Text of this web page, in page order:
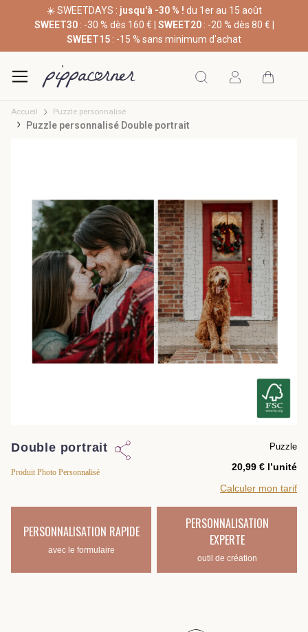
☀️ SWEETDAYS : jusqu'à -30 % ! du 1er au 15 août
SWEET30: -30 % dès 160 € | SWEET20: -20 % dès 80 € |
SWEET15 : -15 % sans minimum d'achat
Accueil Puzzle personnalisé
Puzzle personnalisé Double portrait
Double portrait
Produit Photo Personnalisé
Puzzle
l’unité
Calculer mon tarif
PERSONNALISATION RAPIDE
avec le formulaire
PERSONNALISATION
EXPERTE
outil de création